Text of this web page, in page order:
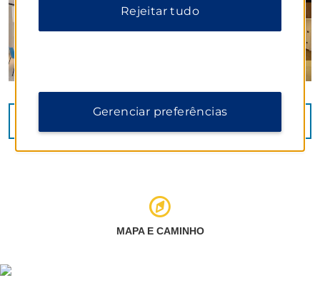
VISUALIZAR
MAPA E CAMINHO
Rejeitar tudo
Gerenciar preferências